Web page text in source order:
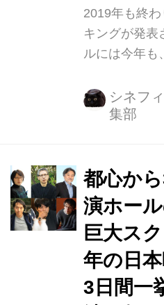
2019年も終
キングが発表
ルには今年も
ト"Psycho-
Pieter-Jan
によると、大
日本映画の中
ルにおいても
年であり、さ
んだ作品が私
のままランキ
述べています
シネフ
集部
都心か
演ホー
巨大ス
年の日
3日間一